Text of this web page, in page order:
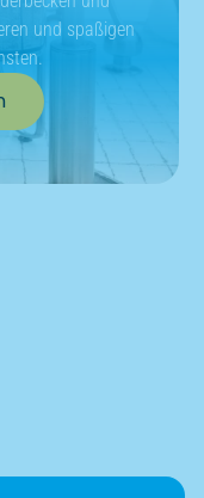
Aqua-Kursen. Sie
nehmen und
dann kann
und
und spaßigen